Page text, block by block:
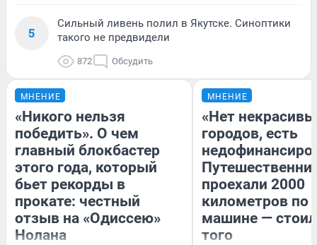
5
Сильный ливень полил в Якутске. Синоптики
такого не предвидели
872 Обсудить
МНЕНИЕ
«Никого нельзя
победить». О чем
главный блокбастер
этого года, который
бьет рекорды в
прокате: честный
отзыв на «Одиссею»
Нолана
МНЕНИЕ
«Нет
городов, есть
проехали 2000
километров по
машине —
того